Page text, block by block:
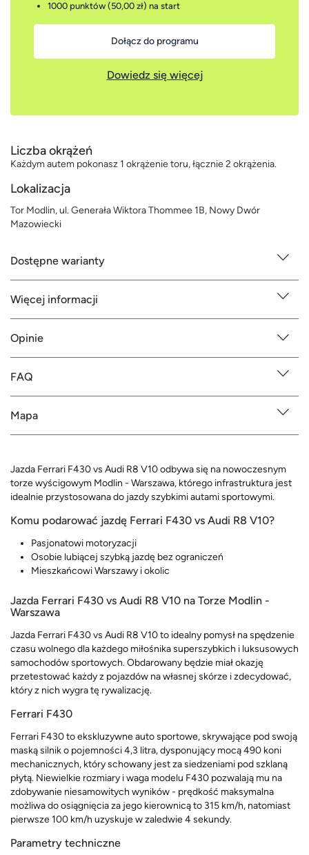
1000 punktów (50,00 zł) na start
Dołącz do programu
Dowiedz się więcej
Liczba okrążeń
Każdym autem pokonasz 1 okrążenie toru, łącznie 2 okrążenia.
Lokalizacja
Tor Modlin, ul. Generała Wiktora Thommee 1B, Nowy Dwór
Mazowiecki
Dostępne warianty
Więcej informacji
Opinie
FAQ
Mapa
Jazda Ferrari F430 vs Audi R8 V10 odbywa się na nowoczesnym
torze wyścigowym Modlin - Warszawa, którego infrastruktura jest
idealnie przystosowana do jazdy szybkimi autami sportowymi.
Komu podarować jazdę Ferrari F430 vs Audi R8 V10?
Pasjonatowi motoryzacji
Osobie lubiącej szybką jazdę bez ograniczeń
Mieszkańcowi Warszawy i okolic
Jazda Ferrari F430 vs Audi R8 V10 na Torze Modlin -
Warszawa
Jazda Ferrari F430 vs Audi R8 V10 to idealny pomysł na spędzenie
czasu wolnego dla każdego miłośnika superszybkich i luksusowych
samochodów sportowych. Obdarowany będzie miał okazję
przetestować każdy z pojazdów na własnej skórze i zdecydować,
który z nich wygra tę rywalizację.
Ferrari F430
Ferrari F430 to ekskluzywne auto sportowe, skrywające pod swoją
maską silnik o pojemności 4,3 litra, dysponujący mocą 490 koni
mechanicznych, który schowany jest za siedzeniami pod szklaną
płytą. Niewielkie rozmiary i waga modelu F430 pozwalają mu na
zdobywanie niesamowitych wyników - prędkość maksymalna
możliwa do osiągnięcia za jego kierownicą to 315 km/h, natomiast
pierwsze 100 km/h uzyskuje w zaledwie 4 sekundy.
Parametry techniczne